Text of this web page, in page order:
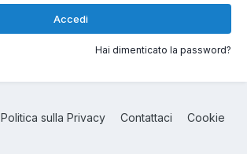
Accedi
Hai dimenticato la password?
Politica sulla Privacy Contattaci Cookie